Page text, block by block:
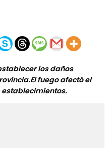
los daños
fuego afectó el